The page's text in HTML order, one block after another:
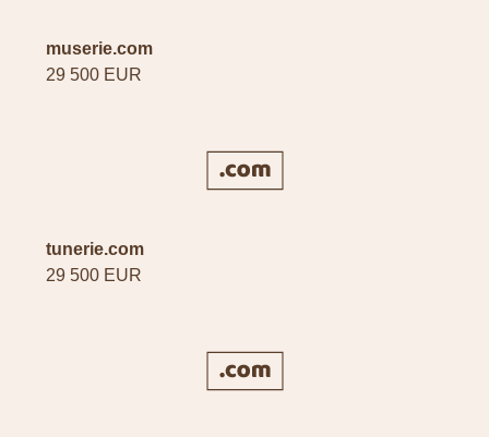
muserie.com
29 500 EUR
tunerie.com
29 500 EUR